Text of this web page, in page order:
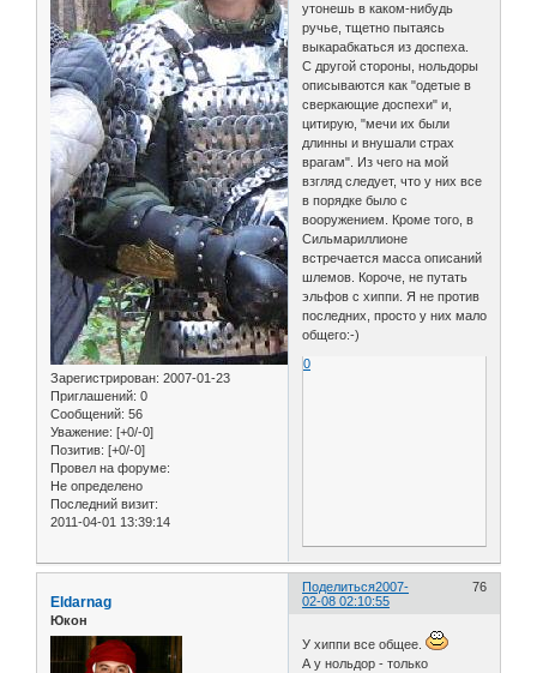
Зарегистрирован: 2007-01-23
Приглашений: 0
Сообщений: 56
Уважение: [+0/-0]
Позитив: [+0/-0]
Провел на форуме:
Не определено
Последний визит:
2011-04-01 13:39:14
утонешь в каком-нибудь
ручье, тщетно пытаясь
выкарабкаться из доспеха.
С другой стороны, нольдоры
описываются как "одетые в
сверкающие доспехи" и,
цитирую, "мечи их были
длинны и внушали страх
врагам". Из чего на мой
взгляд следует, что у них все
в порядке было с
вооружением. Кроме того, в
Сильмариллионе
встречается масса описаний
шлемов. Короче, не путать
эльфов с хиппи. Я не против
последних, просто у них мало
общего:-)
0
Поделиться 76
2007-
02-08 02:10:55
Eldarnag
Юкон
У хиппи все общее.
А у нольдор - только